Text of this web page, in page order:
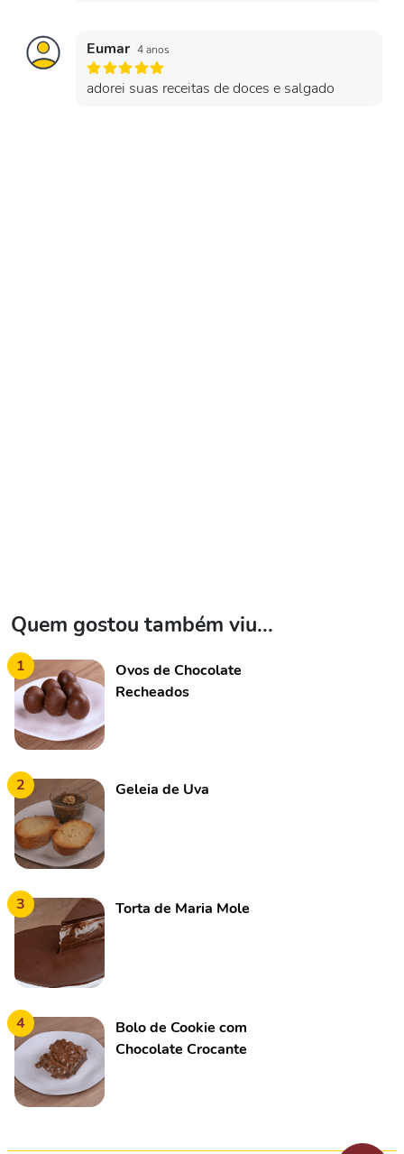
Eumar 4 anos
adorei suas receitas de doces e salgado
Quem gostou também viu...
1
Ovos de Chocolate
Recheados
2 Geleia de Uva
3 Torta de Maria Mole
4
Bolo de Cookie com
Chocolate Crocante